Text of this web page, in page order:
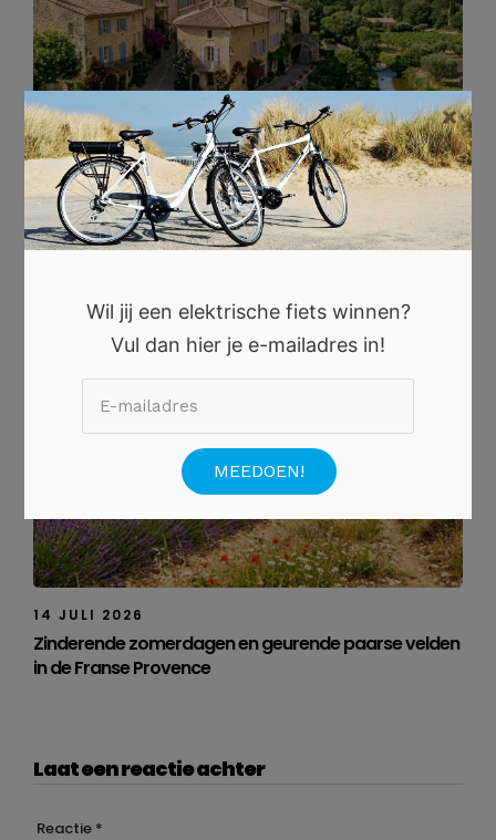
21 JULI 2026
Verborgen Franse Dorpen voor een Onvergetelijke
14 JULI 2026
Zinderende zomerdagen en geurende paarse velden
in de Franse Provence
Laat een reactie achter
Reactie *
Wil jij een elektrische fiets winnen?
Vul dan hier je e-mailadres in!
×